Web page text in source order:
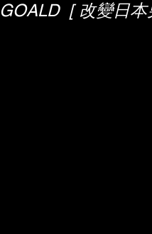
GOALD  [ 改變日